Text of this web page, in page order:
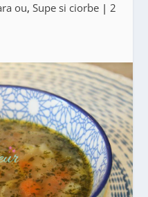
ou, Supe si ciorbe | 2